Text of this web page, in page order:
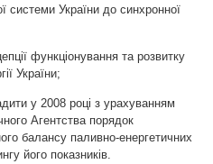
системи України до синхронної
функціонування та розвитку
України;
у 2008 році з урахуванням
Агентства порядок
балансу паливно-енергетичних
його показників.